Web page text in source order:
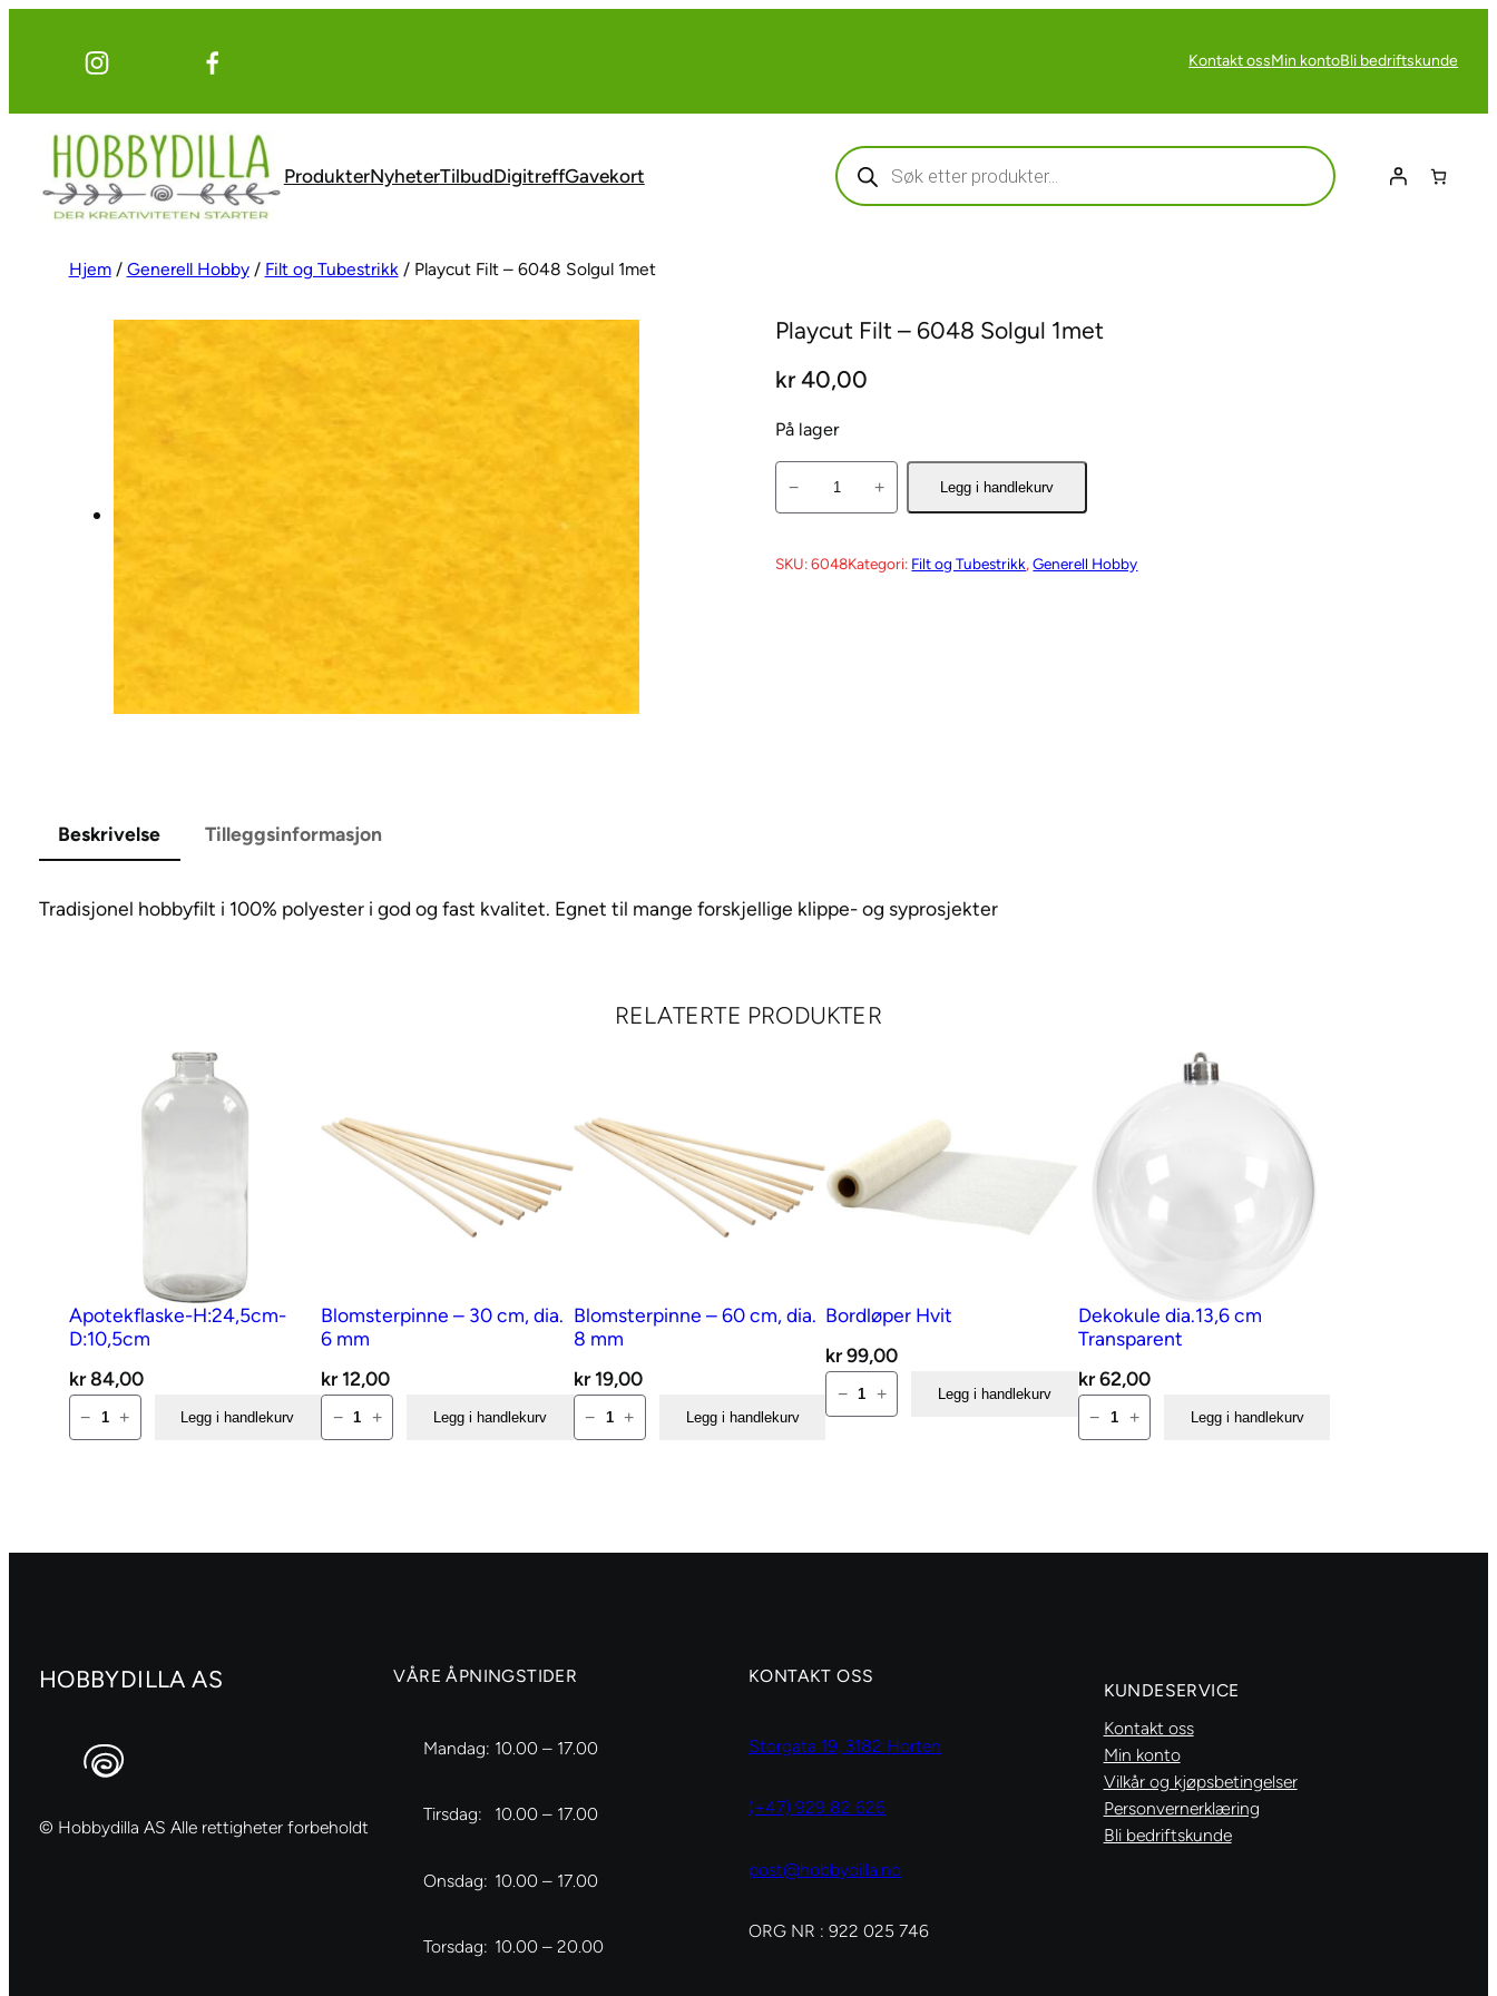
Kontakt ossMin kontoBli bedriftskunde
ProdukterNyheterTilbudDigitreffGavekort
Products
search
Hjem/ Generell Hobby/ Filt og Tubestrikk/ Playcut Filt – 6048 Solgul 1met
Playcut Filt – 6048 Solgul 1met
kr40,00
På lager
l
y
4
o
1
m
n
l
− + Legg i handlekurv
SKU: 6048Kategori: Filt og Tubestrikk, Generell Hobby
Beskrivelse Tilleggsinformasjon
Tradisjonel hobbyfilt i 100% polyester i god og fast kvalitet. Egnet til mange forskjellige klippe- og syprosjekter
RELATERTE PRODUKTER
Apotekflaske-H:24,5cm-
D:10,5cm
kr84,00
Apotekflaske-
H:24,5cm-
− + Legg i handlekurv
Blomsterpinne – 30 cm, dia.
6 mm
kr12,00
Blomsterpinne
–
− + Legg i handlekurv
Blomsterpinne – 60 cm, dia.
8 mm
kr19,00
Blomsterpinne
–
− + Legg i handlekurv
Bordløper Hvit
kr99,00
Bordløper
Hvit
− + Legg i handlekurv
Dekokule dia.13,6 cm
Transparent
kr62,00
Dekokule
dia.13,6
− + Legg i handlekurv
HOBBYDILLA AS
© Hobbydilla AS Alle rettigheter forbeholdt
VÅRE ÅPNINGSTIDER
Mandag: 10.00 – 17.00
Tirsdag: 10.00 – 17.00
Onsdag: 10.00 – 17.00
Torsdag: 10.00 – 20.00
KONTAKT OSS
Storgata 19, 3182 Horten
(+47) 929 82 626
post@hobbydilla.no
ORG NR : 922 025 746
KUNDESERVICE
Kontakt oss
Min konto
Vilkår og kjøpsbetingelser
Personvernerklæring
Bli bedriftskunde